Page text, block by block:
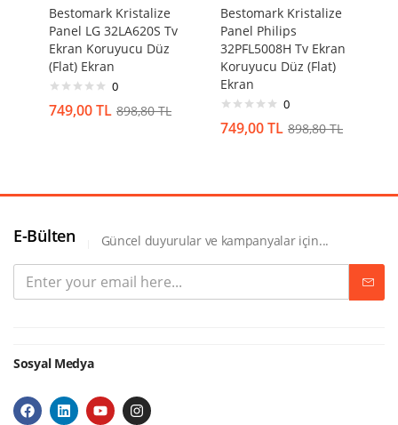
Bestomark Kristalize
Panel LG 32LA620S Tv
Ekran Koruyucu Düz
(Flat) Ekran
0
749,00TL 898,80TL
Bestomark Kristalize
Panel Philips
32PFL5008H Tv Ekran
Koruyucu Düz (Flat)
Ekran
0
749,00TL 898,80TL
E-Bülten Güncel duyurular ve kampanyalar için...
Sosyal Medya